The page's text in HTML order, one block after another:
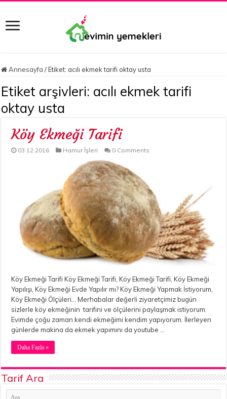
Annesayfa / Etiket: acılı ekmek tarifi oktay usta
Etiket arşivleri: acılı ekmek tarifi
oktay usta
Köy Ekmeği Tarifi
03.12.2016 Hamur İşleri 0 Comments
Köy Ekmeği Tarifi Köy Ekmeği Tarifi, Köy Ekmeği Tarifi, Köy Ekmeği
Yapılışı, Köy Ekmeği Evde Yapılır mı? Köy Ekmeği Yapmak İstiyorum,
Köy Ekmeği Ölçüleri… Merhabalar değerli ziyaretçimiz bugün
sizlerle köy ekmeğinin tarifini ve ölçülerini paylaşmak istiyorum.
Evimde çoğu zaman kendi ekmeğimi kendim yapıyorum. İlerleyen
günlerde makina da ekmek yapımını da youtube …
Daha Fazla »
Tarif Ara